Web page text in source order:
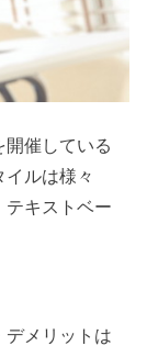
催している
ルは様々
テキストベー
デメリットは